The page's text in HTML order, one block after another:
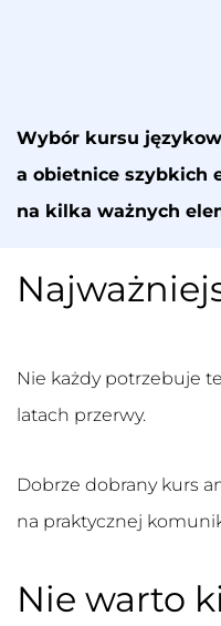
Wybór kursu
a obietnice szybkich
na kilka ważnych
Nie każdy potrzebuje
latach przerwy.
Dobrze dobrany kurs
na praktycznej
Nie warto